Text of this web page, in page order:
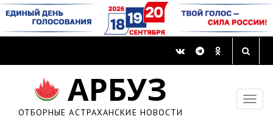
АРБУЗ
ОТБОРНЫЕ АСТРАХАНСКИЕ НОВОСТИ